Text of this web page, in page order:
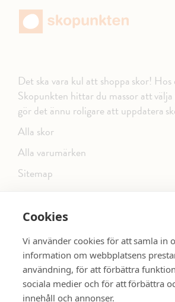
Cookies
Vi använder cookies för att samla in
information om webbplatsens
användning, för att förbättra
sociala medier och för att förbättra
innehåll och annonser.
Det ska vara kul att shoppa skor! Hos
Skopunkten hittar du massor att
gör det ännu roligare att uppdatera
Alla skor
Alla varumärken
Sitemap
FÖLJ OSS PÅ SOCIALA MEDIER
SE MER SKOR: dinsko.se